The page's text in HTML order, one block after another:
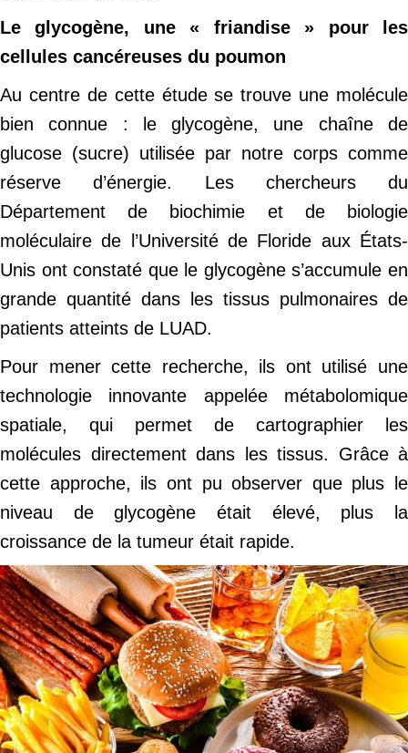
Le glycogène, une « friandise » pour les
cellules cancéreuses du poumon
Au centre de cette étude se trouve une molécule
bien connue : le glycogène, une chaîne de
glucose (sucre) utilisée par notre corps comme
réserve d’énergie. Les chercheurs du
Département de biochimie et de biologie
moléculaire de l’Université de Floride aux États-
Unis ont constaté que le glycogène s’accumule en
grande quantité dans les tissus pulmonaires de
patients atteints de LUAD.
Pour mener cette recherche, ils ont utilisé une
technologie innovante appelée métabolomique
spatiale, qui permet de cartographier les
molécules directement dans les tissus. Grâce à
cette approche, ils ont pu observer que plus le
niveau de glycogène était élevé, plus la
croissance de la tumeur était rapide.